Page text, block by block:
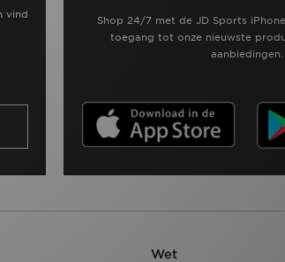
vind
Shop 24/7 met de JD Sports
toegang tot onze nieuwste
aanbiedingen.
Wet